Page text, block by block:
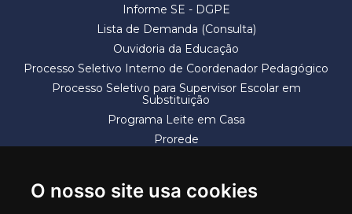
O nosso site usa cookies
Informe SE - DGPE
Lista de Demanda (Consulta)
Ouvidoria da Educação
Processo Seletivo Interno de Coordenador Pedagógico
Processo Seletivo para Supervisor Escolar em
Substituição
Programa Leite em Casa
Prorede